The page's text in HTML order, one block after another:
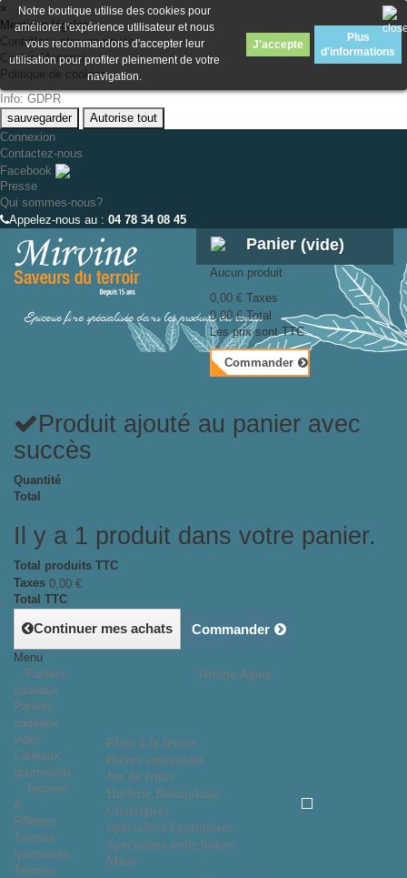
×
Mentions légales
Contrôlez votre vie privée
Cookie Manager
Politique de cookies
Info: GDPR
sauvegarder
Autorise tout
Connexion
Contactez-nous
Facebook
Presse
Qui sommes-nous?
Appelez-nous au : 04 78 34 08 45
Épicerie fine spécialisée dans les produits du terroir
Panier (vide)
Aucun produit
0,00 € Taxes
0,00 € Total
Les prix sont TTC
Commander
Produit ajouté au panier avec
succès
Quantité
Total
Il y a 1 produit dans votre panier.
Total produits TTC
Taxes 0,00 €
Total TTC
Continuer mes achats Commander
Rhône Alpes
Pâtes à la ferme
Bières artisanales
Jus de fruits
Huilerie Beaujolaise
Chataignes
Spécialités Lyonnaises
Spécialités ardéchoises
Miels
Menu
Paniers
cadeaux
Paniers
cadeaux
vides
Cadeaux
gourmands
Terrines
&
Rillettes
Terrines
lyonnaises
Terrines
Notre boutique utilise des cookies pour
améliorer l'expérience utilisateur et nous
vous recommandons d'accepter leur
utilisation pour profiter pleinement de votre
navigation.
J'accepte
Plus
d'informations